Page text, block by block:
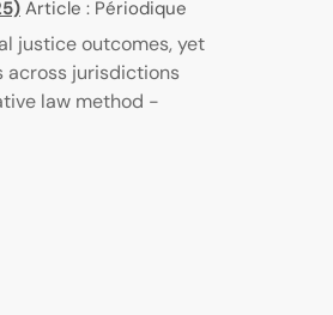
Article : Périodique
justice outcomes, yet
jurisdictions
law method -